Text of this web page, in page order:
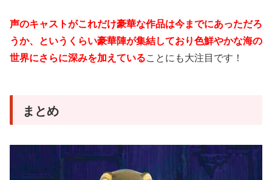
声のキャストがこれだけ豪華な作品は今までにあっただろ
うか、というくらい豪華陣が集結しており色鮮やかな海の
世界にさらに深みを加えていることにも大注目です！
まとめ